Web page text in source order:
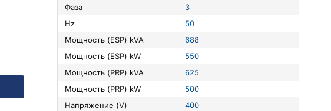
Фаза
3
Hz
50
Мощность (ESP) kVA
688
Мощность (ESP) kW
550
Мощность (PRP) kVA
625
Мощность (PRP) kW
500
Напряжение (V)
400